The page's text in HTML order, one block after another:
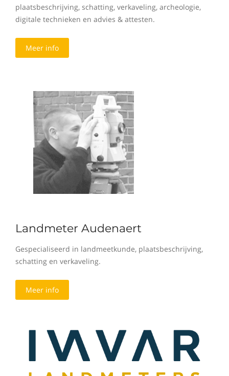
plaatsbeschrijving, schatting, verkaveling, archeologie,
digitale technieken en advies & attesten.
Meer info
Landmeter Audenaert
Gespecialiseerd in landmeetkunde, plaatsbeschrijving,
schatting en verkaveling.
Meer info